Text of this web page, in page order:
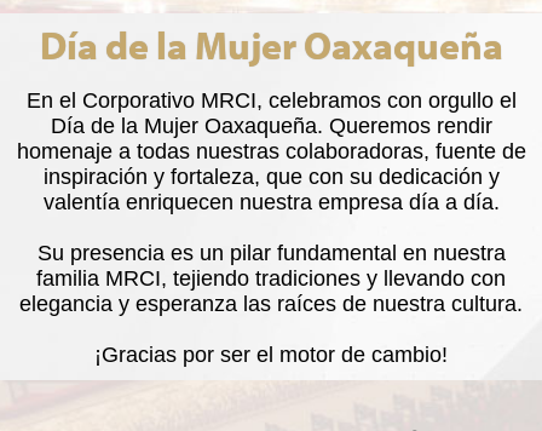
Día de la Mujer Oaxaqueña
En el Corporativo MRCI, celebramos con orgullo el
Día de la Mujer Oaxaqueña. Queremos rendir
homenaje a todas nuestras colaboradoras, fuente de
inspiración y fortaleza, que con su dedicación y
valentía enriquecen nuestra empresa día a día.
Su presencia es un pilar fundamental en nuestra
familia MRCI, tejiendo tradiciones y llevando con
elegancia y esperanza las raíces de nuestra cultura.
¡Gracias por ser el motor de cambio!